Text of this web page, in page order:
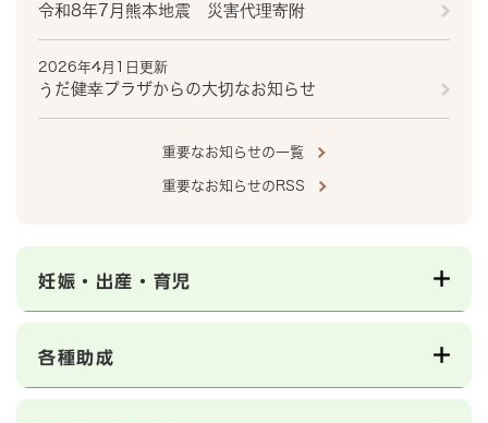
令和8年7月熊本地震 災害代理寄附
2026年4月1日更新
うだ健幸プラザからの大切なお知らせ
重要なお知らせの一覧
重要なお知らせのRSS
妊娠・出産・育児
各種助成